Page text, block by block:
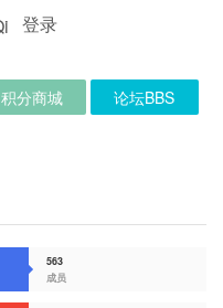
登录
积分商城 论坛BBS
563
成员